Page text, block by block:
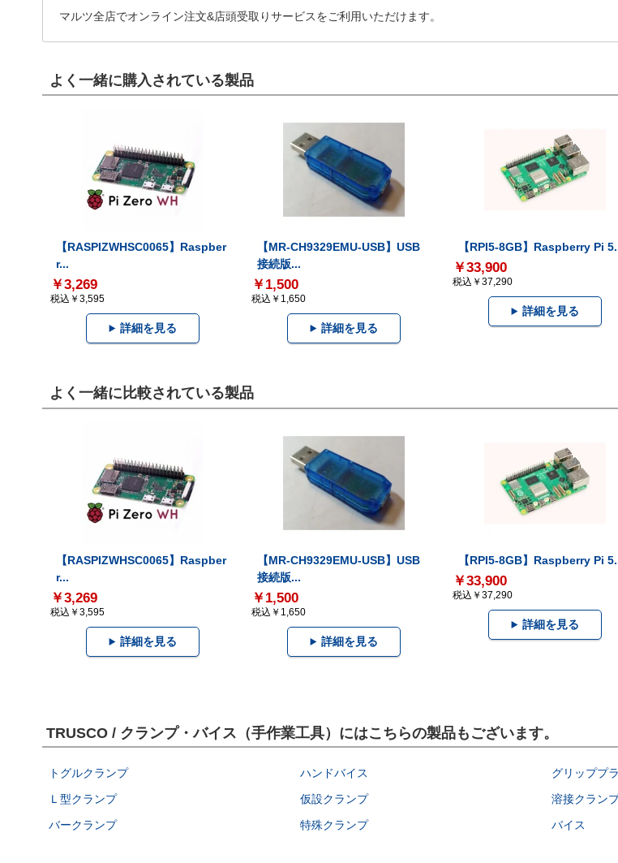
マルツ全店でオンライン注文&店頭受取りサービスをご利用いただけます。
よく一緒に購入されている製品
【RASPIZWHSC0065】Raspber
r...
￥3,269
税込￥3,595
詳細を見る
【MR-CH9329EMU-USB】USB
接続版...
￥1,500
税込￥1,650
詳細を見る
【RPI5-8GB】Raspberry Pi
￥33,900
税込￥37,290
詳細を見る
よく一緒に比較されている製品
【RASPIZWHSC0065】Raspber
r...
￥3,269
税込￥3,595
詳細を見る
【MR-CH9329EMU-USB】USB
接続版...
￥1,500
税込￥1,650
詳細を見る
【RPI5-8GB】Raspberry Pi
￥33,900
税込￥37,290
詳細を見る
TRUSCO / クランプ・バイス（手作業工具）にはこちらの製品もございます。
トグルクランプ ハンドバイス グリッププ
Ｌ型クランプ
仮設クランプ 溶接クラン
バークランプ
特殊クランプ バイス